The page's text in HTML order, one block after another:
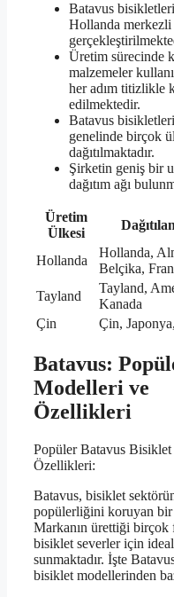
Batavus
Hollanda
Üretim sürecinde
malzemeler
her adım titizlikle
edilmektedir.
Batavus
genelinde birçok
dağıtılmaktadır.
Şirketin geniş bir
dağıtım ağı
Üretim
Ülkesi
Hollanda
Hollanda,
Belçika,
Tayland
Tayland,
Kanada
Çin
Çin,
Batavus:
Modelleri ve
Özellikleri
Popüler Batavus
Özellikleri:
Batavus, bisiklet
popülerliğini koruyan bir
Markanın ürettiği birçok
bisiklet severler için
sunmaktadır. İşte
bisiklet modellerinden